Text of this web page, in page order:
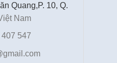
Quang,P. 10, Q.
Nam
547